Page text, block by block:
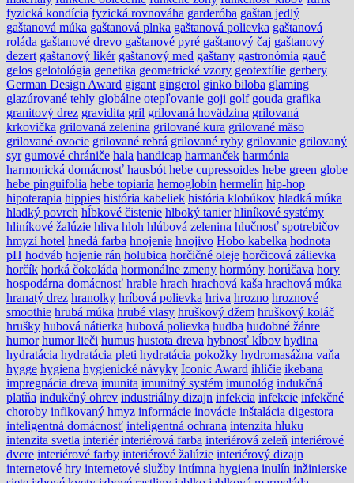
fyzická kondícia fyzická rovnováha garderóba gaštan jedlý
gaštanová múka gaštanová plnka gaštanová polievka gaštanová
roláda gaštanové drevo gaštanové pyré gaštanový čaj gaštanový
dezert gaštanový likér gaštanový med gaštany gastronómia gauč
gelos gelotológia genetika geometrické vzory geotextílie gerbery
German Design Award gigant gingerol ginko biloba glaming
glazúrované tehly globálne otepľovanie goji golf gouda grafika
granitový drez gravidita gril grilovaná hovädzina grilovaná
krkovička grilovaná zelenina grilované kura grilované mäso
grilované ovocie grilované rebrá grilované ryby grilovanie grilovaný
syr gumové chrániče hala handicap harmanček harmónia
harmonická domácnosť hausbót hebe cupressoides hebe green globe
hebe pinguifolia hebe topiaria hemoglobín hermelín hip-hop
hipoterapia hippies história kabeliek história klobúkov hladká múka
hladký povrch hĺbkové čistenie hlboký tanier hliníkové systémy
hliníkové žalúzie hliva hloh hlúbová zelenina hlučnosť spotrebičov
hmyzí hotel hnedá farba hnojenie hnojivo Hobo kabelka hodnota
pH hodváb hojenie rán holubica horčičné oleje horčicová zálievka
horčík horká čokoláda hormonálne zmeny hormóny horúčava hory
hospodárna domácnosť hrable hrach hrachová kaša hrachová múka
hranatý drez hranolky hríbová polievka hriva hrozno hroznové
smoothie hrubá múka hrubé vlasy hruškový džem hruškový koláč
hrušky hubová nátierka hubová polievka hudba hudobné žánre
humor humor lieči humus hustota dreva hybnosť kĺbov hydina
hydratácia hydratácia pleti hydratácia pokožky hydromasážna vaňa
hygge hygiena hygienické návyky Iconic Award ihličie ikebana
impregnácia dreva imunita imunitný systém imunológ indukčná
platňa indukčný ohrev industriálny dizajn infekcia infekcie infekčné
choroby infikovaný hmyz informácie inovácie inštalácia digestora
inteligentná domácnosť inteligentná ochrana intenzita hluku
intenzita svetla interiér interiérová farba interiérová zeleň interiérové
dvere interiérové farby interiérové žalúzie interiérový dizajn
internetové hry internetové služby intímna hygiena inulín inžinierske